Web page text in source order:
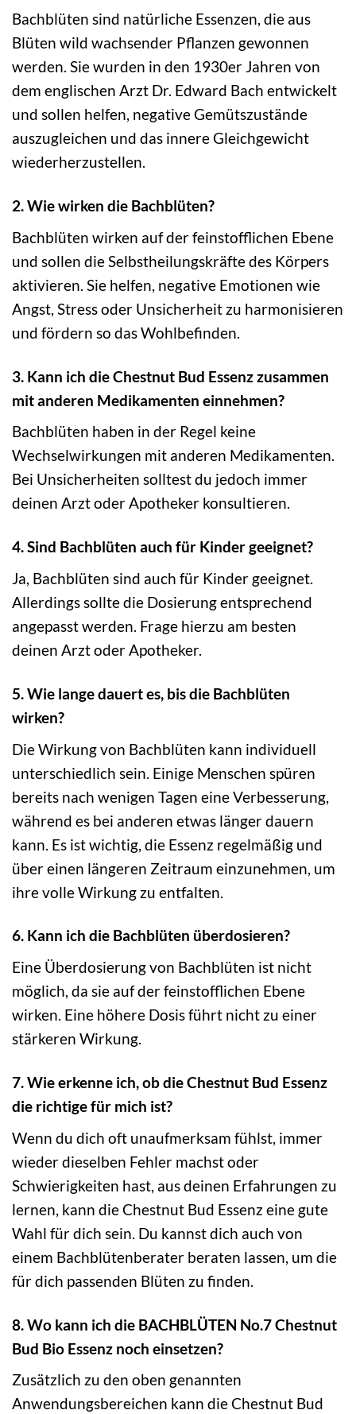
Bachblüten sind natürliche Essenzen, die aus
Blüten wild wachsender Pflanzen gewonnen
werden. Sie wurden in den 1930er Jahren von
dem englischen Arzt Dr. Edward Bach entwickelt
und sollen helfen, negative Gemütszustände
auszugleichen und das innere Gleichgewicht
wiederherzustellen.
2. Wie wirken die Bachblüten?
Bachblüten wirken auf der feinstofflichen Ebene
und sollen die Selbstheilungskräfte des Körpers
aktivieren. Sie helfen, negative Emotionen wie
Angst, Stress oder Unsicherheit zu harmonisieren
und fördern so das Wohlbefinden.
3. Kann ich die Chestnut Bud Essenz zusammen
mit anderen Medikamenten einnehmen?
Bachblüten haben in der Regel keine
Wechselwirkungen mit anderen Medikamenten.
Bei Unsicherheiten solltest du jedoch immer
deinen Arzt oder Apotheker konsultieren.
4. Sind Bachblüten auch für Kinder geeignet?
Ja, Bachblüten sind auch für Kinder geeignet.
Allerdings sollte die Dosierung entsprechend
angepasst werden. Frage hierzu am besten
deinen Arzt oder Apotheker.
5. Wie lange dauert es, bis die Bachblüten
wirken?
Die Wirkung von Bachblüten kann individuell
unterschiedlich sein. Einige Menschen spüren
bereits nach wenigen Tagen eine Verbesserung,
während es bei anderen etwas länger dauern
kann. Es ist wichtig, die Essenz regelmäßig und
über einen längeren Zeitraum einzunehmen, um
ihre volle Wirkung zu entfalten.
6. Kann ich die Bachblüten überdosieren?
Eine Überdosierung von Bachblüten ist nicht
möglich, da sie auf der feinstofflichen Ebene
wirken. Eine höhere Dosis führt nicht zu einer
stärkeren Wirkung.
7. Wie erkenne ich, ob die Chestnut Bud Essenz
die richtige für mich ist?
Wenn du dich oft unaufmerksam fühlst, immer
wieder dieselben Fehler machst oder
Schwierigkeiten hast, aus deinen Erfahrungen zu
lernen, kann die Chestnut Bud Essenz eine gute
Wahl für dich sein. Du kannst dich auch von
einem Bachblütenberater beraten lassen, um die
für dich passenden Blüten zu finden.
8. Wo kann ich die BACHBLÜTEN No.7 Chestnut
Bud Bio Essenz noch einsetzen?
Zusätzlich zu den oben genannten
Anwendungsbereichen kann die Chestnut Bud